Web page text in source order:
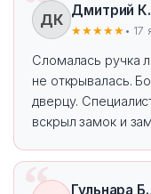
ДК
Дмитрий
★★★★★ • 17
Сломалась ручка
не открывалась.
дверцу.
вскрыл замок и
Гульнара